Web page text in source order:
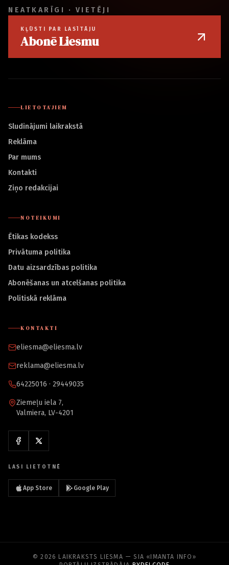
NEATKARĪGI · VIETĒJI
KĻŪSTI PAR LASĪTĀJU
Abonē Liesmu
LIETOTĀJIEM
Sludinājumi laikrakstā
Reklāma
Par mums
Kontakti
Ziņo redakcijai
NOTEIKUMI
Ētikas kodekss
Privātuma politika
Datu aizsardzības politika
Abonēšanas un atcelšanas politika
Politiskā reklāma
KONTAKTI
eliesma@eliesma.lv
reklama@eliesma.lv
64225016 · 29449035
Ziemeļu iela 7,
Valmiera, LV-4201
LASI LIETOTNĒ
App Store Google Play
© 2026 LAIKRAKSTS LIESMA — SIA «IMANTA INFO»